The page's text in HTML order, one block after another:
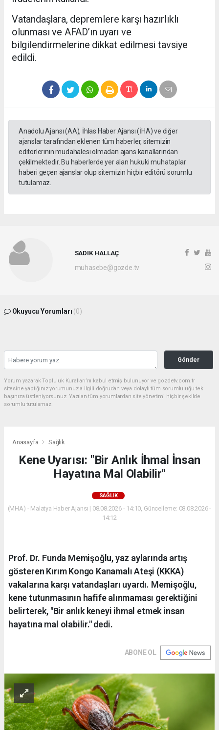
Vatandaşlara, depremlere karşı hazırlıklı
olunması ve AFAD’ın uyarı ve
bilgilendirmelerine dikkat edilmesi tavsiye
edildi.
Anadolu Ajansı (AA), İhlas Haber Ajansı (İHA) ve diğer
ajanslar tarafından eklenen tüm haberler, sitemizin
editörlerinin müdahalesi olmadan ajans kanallarından
çekilmektedir. Bu haberlerde yer alan hukuki muhataplar
haberi geçen ajanslar olup sitemizin hiçbir editörü sorumlu
tutulamaz.
SADIK HALLAÇ
muhasebe@gozde.tv
Okuyucu Yorumları (0)
Gönder
Yorum yazarak Topluluk Kuralları’nı kabul etmiş bulunuyor ve gozdetv.com.tr
sitesine yaptığınız yorumunuzla ilgili doğrudan veya dolaylı tüm sorumluluğu tek
başınıza üstleniyorsunuz. Yazılan tüm yorumlardan site yönetimi hiçbir şekilde
sorumlu tutulamaz.
Anasayfa Sağlık
Kene Uyarısı: "Bir Anlık İhmal İnsan
Hayatına Mal Olabilir"
SAĞLIK
(MHA) - Malatya Haber Ajansı | 08.08.2026 - 14:10, Güncelleme: 08.08.2026 -
14:12
Prof. Dr. Funda Memişoğlu, yaz aylarında artış
gösteren Kırım Kongo Kanamalı Ateşi (KKKA)
vakalarına karşı vatandaşları uyardı. Memişoğlu,
kene tutunmasının hafife alınmaması gerektiğini
belirterek, "Bir anlık keneyi ihmal etmek insan
hayatına mal olabilir." dedi.
ABONE OL